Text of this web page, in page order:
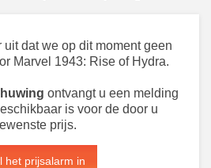
uit dat we op dit moment geen
Marvel 1943: Rise of Hydra.
ontvangt u een melding
is voor de door u
prijs.
het prijsalarm in